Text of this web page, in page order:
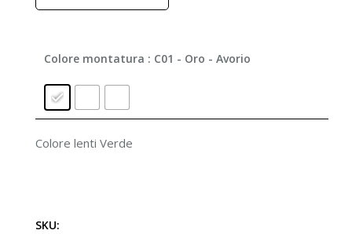
Colore montatura : C01 - Oro - Avorio
Colore lenti Verde
SKU: